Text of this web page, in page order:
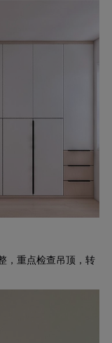
，重点检查吊顶，转